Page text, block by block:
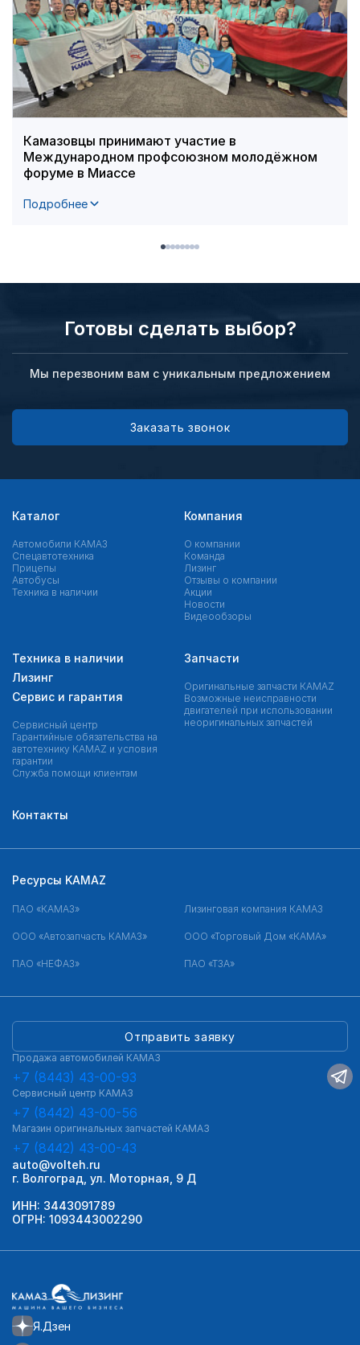
Камазовцы принимают участие в
Международном профсоюзном молодёжном
форуме в Миассе
Подробнее
Готовы сделать выбор?
Мы перезвоним вам с уникальным предложением
Заказать звонок
Каталог
Автомобили КАМАЗ
Спецавтотехника
Прицепы
Автобусы
Техника в наличии
Компания
О компании
Команда
Лизинг
Отзывы о компании
Акции
Новости
Видеообзоры
Техника в наличии
Лизинг
Сервис и гарантия
Сервисный центр
Гарантийные обязательства на
автотехнику KAMAZ и условия
гарантии
Служба помощи клиентам
Запчасти
Оригинальные запчасти КAMAZ
Возможные неисправности
двигателей при использовании
неоригинальных запчастей
Контакты
Я.Дзен
Отправить заявку
Продажа автомобилей КАМАЗ
+7 (8443) 43-00-93
Сервисный центр КАМАЗ
+7 (8442) 43-00-56
Магазин оригинальных запчастей КАМАЗ
+7 (8442) 43-00-43
auto@volteh.ru
г. Волгоград, ул. Моторная, 9 Д
ИНН: 3443091789
ОГРН: 1093443002290
Ресурсы KAMAZ
ПАО «КАМАЗ» Лизинговая компания КАМАЗ
ООО «Автозапчасть КАМАЗ» ООО «Торговый Дом «КАМА»
ПАО «НЕФАЗ» ПАО «ТЗА»